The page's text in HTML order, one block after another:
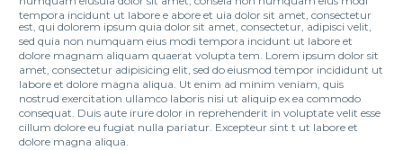
tempora incidunt ut labore e abore et uia dolor sit amet, consectetur
est, qui dolorem ipsum quia dolor sit amet, consectetur, adipisci velit,
sed quia non numquam eius modi tempora incidunt ut labore et
dolore magnam aliquam quaerat volupta tem. Lorem ipsum dolor sit
amet, consectetur adipisicing elit, sed do eiusmod tempor incididunt ut
labore et dolore magna aliqua. Ut enim ad minim veniam, quis
nostrud exercitation ullamco laboris nisi ut aliquip ex ea commodo
consequat. Duis aute irure dolor in reprehenderit in voluptate velit esse
cillum dolore eu fugiat nulla pariatur. Excepteur sint t ut labore et
dolore magna aliqua.